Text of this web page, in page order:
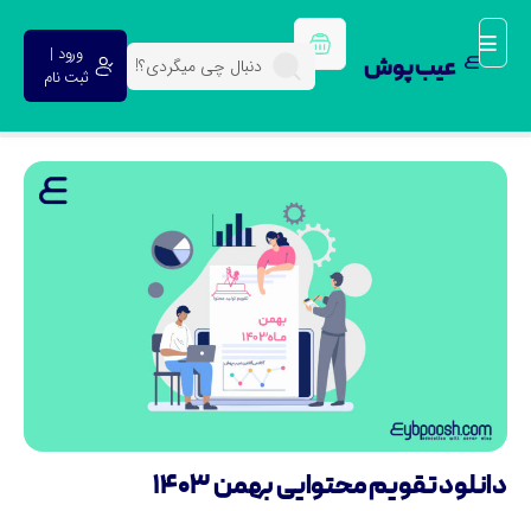
عیب پوش
ورود |
ثبت نام
تقویم محتوایی بهمن 1403